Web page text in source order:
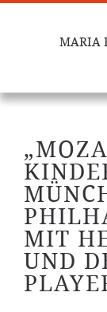
MARIA
MIT
UND